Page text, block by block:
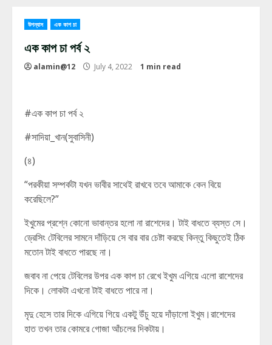
উপন্যাস এক কাপ চা
এক কাপ চা পর্ব ২
alamin@12 July 4, 2022 1 min read
#এক কাপ চা পর্ব ২
#সাদিয়া_খান(সুবাসিনী)
(৪)
“পরকীয়া সম্পর্কটা যখন ভাবীর সাথেই রাখবে তবে আমাকে কেন বিয়ে
করেছিলে?”
ইখুমের প্রশ্নে কোনো ভাবান্তর হলো না রাশেদের। টাই বাধতে ব্যস্ত সে।
ড্রেসিং টেবিলের সামনে দাঁড়িয়ে সে বার বার চেষ্টা করছে কিন্তু কিছুতেই ঠিক
মতোন টাই বাধতে পারছে না।
জবাব না পেয়ে টেবিলের উপর এক কাপ চা রেখে ইখুম এগিয়ে এলো রাশেদের
দিকে। লোকটা এখনো টাই বাধতে পারে না।
মৃদু হেসে তার দিকে এগিয়ে গিয়ে একটু উঁচু হয়ে দাঁড়ালো ইখুম।রাশেদের
হাত তখন তার কোমরে গোজা আঁচলের দিকটায়।